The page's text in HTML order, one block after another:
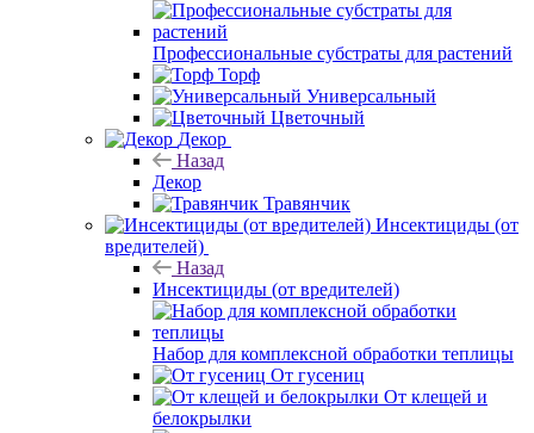
Профессиональные субстраты для растений
Торф
Универсальный
Цветочный
Декор
Назад
Декор
Травянчик
Инсектициды (от
вредителей)
Назад
Инсектициды (от вредителей)
Набор для комплексной обработки теплицы
От гусениц
От клещей и
белокрылки